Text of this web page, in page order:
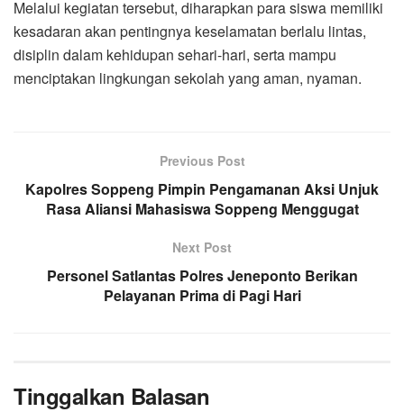
Melalui kegiatan tersebut, diharapkan para siswa memiliki
kesadaran akan pentingnya keselamatan berlalu lintas,
disiplin dalam kehidupan sehari-hari, serta mampu
menciptakan lingkungan sekolah yang aman, nyaman.
Previous Post
Kapolres Soppeng Pimpin Pengamanan Aksi Unjuk
Rasa Aliansi Mahasiswa Soppeng Menggugat
Next Post
Personel Satlantas Polres Jeneponto Berikan
Pelayanan Prima di Pagi Hari
Tinggalkan Balasan